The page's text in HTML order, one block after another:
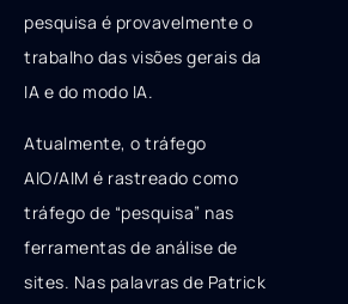
pesquisa é provavelmente o
trabalho das visões gerais da
IA ​​e do modo IA.
Atualmente, o tráfego
AIO/AIM é rastreado como
tráfego de “pesquisa” nas
ferramentas de análise de
sites. Nas palavras de Patrick